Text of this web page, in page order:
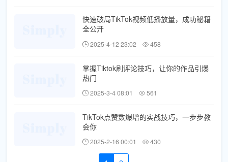
快速破局TikTok视频低播放量，成功秘籍
全公开
2025-4-12 23:02 458
掌握Tiktok刷评论技巧，让你的作品引爆
热门
2025-3-4 08:01 561
TikTok点赞数爆增的实战技巧，一步步教
会你
2025-2-16 00:01 430